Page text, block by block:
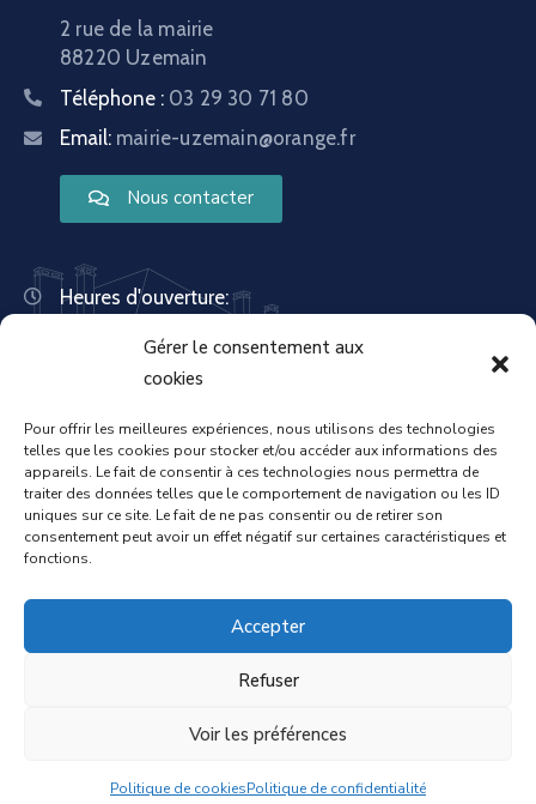
Gérer le consentement aux
cookies
Pour offrir les meilleures expériences, nous utilisons des technologies
telles que les cookies pour stocker et/ou accéder aux informations des
appareils. Le fait de consentir à ces technologies nous permettra de
traiter des données telles que le comportement de navigation ou les ID
uniques sur ce site. Le fait de ne pas consentir ou de retirer son
consentement peut avoir un effet négatif sur certaines caractéristiques et
fonctions.
Accepter
Refuser
Voir les préférences
Politique de cookiesPolitique de confidentialité
2 rue de la mairie
88220 Uzemain
Téléphone : 03 29 30 71 80
Email: mairie-uzemain@orange.fr
Nous contacter
Heures d'ouverture:
Mardi : 13:30 – 18:00
Mercredi : 08:30 – 12:00 | 14:00 – 17:00
Vendredi : 08:30 – 12:00 | 14:00 – 17:00
Samedi : Fermée
Dimanche : Fermée
Mentions légales